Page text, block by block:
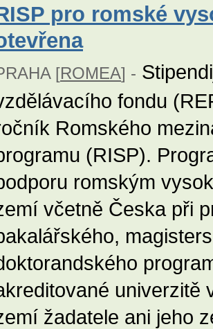
pro romské
[ROMEA] -
fondu
Romského
(RISP).
romským
včetně Česka při
univerzitě
žadatele ani jeho